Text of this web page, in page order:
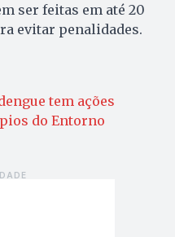
ser feitas em até 20
evitar penalidades.
tem ações
do Entorno